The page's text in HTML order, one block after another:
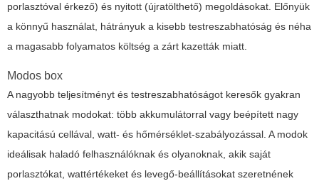
porlasztóval érkező) és nyitott (újratölthető) megoldásokat. Előnyük
a könnyű használat, hátrányuk a kisebb testreszabhatóság és néha
a magasabb folyamatos költség a zárt kazetták miatt.
Modos box
A nagyobb teljesítményt és testreszabhatóságot keresők gyakran
választhatnak modokat: több akkumulátorral vagy beépített nagy
kapacitású cellával, watt- és hőmérséklet-szabályozással. A modok
ideálisak haladó felhasználóknak és olyanoknak, akik saját
porlasztókat, wattértékeket és levegő-beállításokat szeretnének